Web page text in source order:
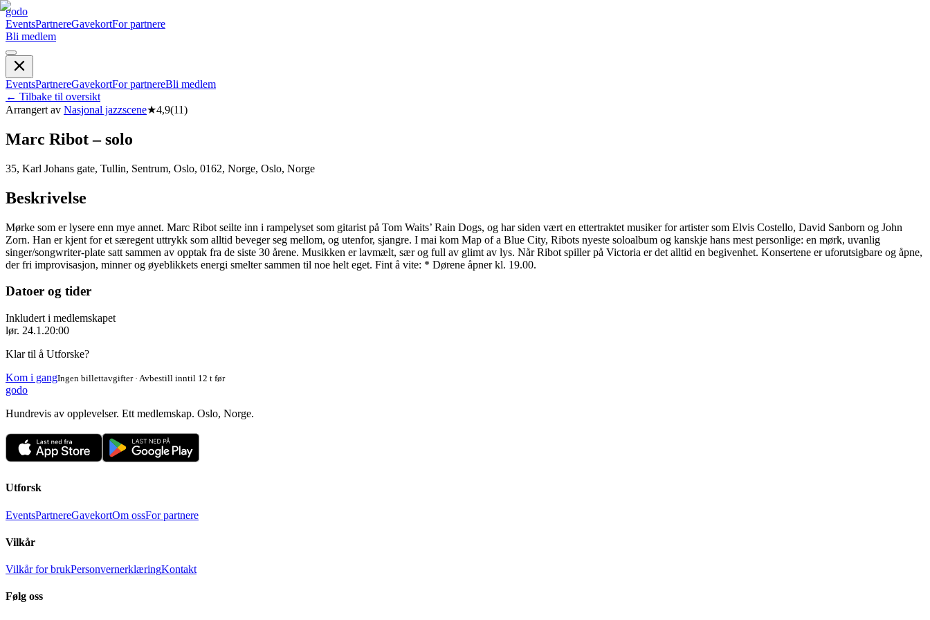
godo
EventsPartnereGavekortFor partnere
Bli medlem
EventsPartnereGavekortFor partnereBli medlem
← Tilbake til oversikt
Arrangert av Nasjonal jazzscene★4,9(11)
Marc Ribot – solo
35, Karl Johans gate, Tullin, Sentrum, Oslo, 0162, Norge, Oslo, Norge
Beskrivelse
Mørke som er lysere enn mye annet. Marc Ribot seilte inn i rampelyset som gitarist på Tom Waits’ Rain Dogs, og har siden vært en ettertraktet musiker for artister som Elvis Costello, David Sanborn og John
Zorn. Han er kjent for et særegent uttrykk som alltid beveger seg mellom, og utenfor, sjangre. I mai kom Map of a Blue City, Ribots nyeste soloalbum og kanskje hans mest personlige: en mørk, uvanlig
singer/songwriter-plate satt sammen av opptak fra de siste 30 årene. Musikken er lavmælt, sær og full av glimt av lys. Når Ribot spiller på Victoria er det alltid en begivenhet. Konsertene er uforutsigbare og åpne,
der fri improvisasjon, minner og øyeblikkets energi smelter sammen til noe helt eget. Fint å vite: * Dørene åpner kl. 19.00.
Datoer og tider
Inkludert i medlemskapet
lør. 24.1.20:00
Klar til å Utforske?
Kom i gangIngen billettavgifter · Avbestill inntil 12 t før
godo
Hundrevis av opplevelser. Ett medlemskap. Oslo, Norge.
Utforsk
EventsPartnereGavekortOm ossFor partnere
Vilkår
Vilkår for brukPersonvernerklæringKontakt
Følg oss